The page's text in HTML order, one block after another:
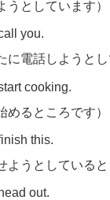
うとしています）
you.
に電話しようとし
cooking.
めるところです）
this.
ようとしていると
out.